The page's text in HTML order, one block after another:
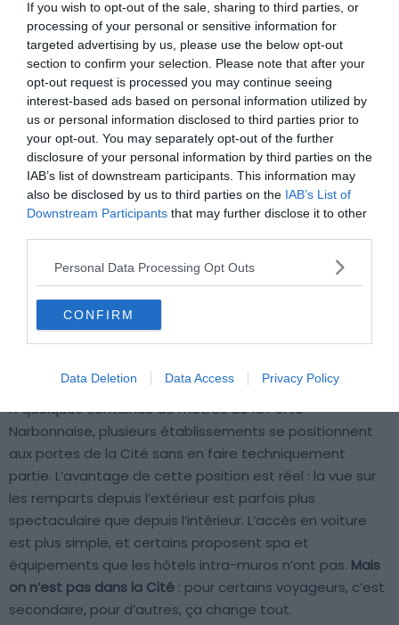
If you wish to opt-out of the sale, sharing to third parties, or
processing of your personal or sensitive information for
targeted advertising by us, please use the below opt-out
section to confirm your selection. Please note that after your
opt-out request is processed you may continue seeing
interest-based ads based on personal information utilized by
us or personal information disclosed to third parties prior to
your opt-out. You may separately opt-out of the further
disclosure of your personal information by third parties on the
IAB’s list of downstream participants. This information may
also be disclosed by us to third parties on the IAB’s List of
Downstream Participants that may further disclose it to other
Personal Data Processing Opt Outs
CONFIRM
Data Deletion Data Access Privacy Policy
Et juste à l’entrée, une troisième
option à connaître
À quelques centaines de mètres de la Porte
Narbonnaise, plusieurs établissements se positionnent
aux portes de la Cité sans en faire techniquement
partie. L’avantage de cette position est réel : la vue sur
les remparts depuis l’extérieur est parfois plus
spectaculaire que depuis l’intérieur. L’accès en voiture
est plus simple, et certains proposent spa et
équipements que les hôtels intra-muros n’ont pas. Mais
on n’est pas dans la Cité : pour certains voyageurs, c’est
secondaire, pour d’autres, ça change tout.